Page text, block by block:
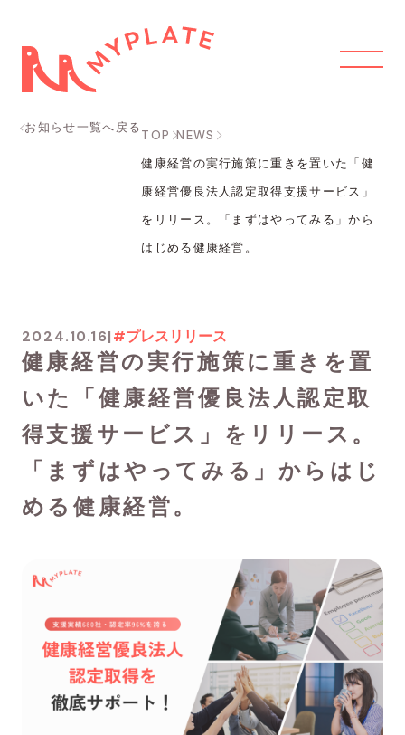
お知らせ一覧へ戻る
TOP NEWS
健康経営の実行施策に重きを置いた「健
康経営優良法人認定取得支援サービス」
をリリース。「まずはやってみる」から
はじめる健康経営。
2024.10.16| #プレスリリース
健康経営の実行施策に重きを置
いた「健康経営優良法人認定取
得支援サービス」をリリース。
「まずはやってみる」からはじ
める健康経営。